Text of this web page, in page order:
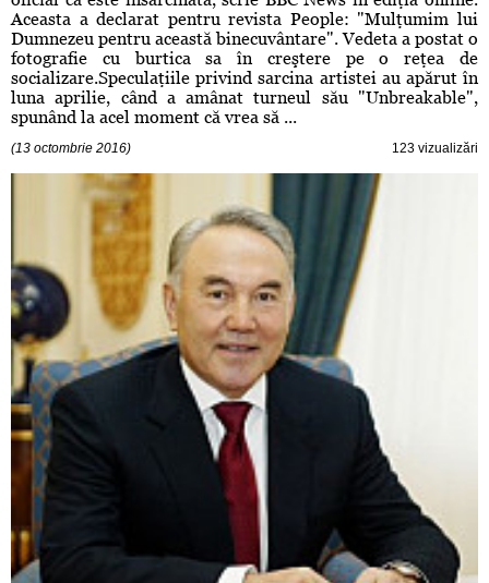
Aceasta a declarat pentru revista People: "Mulţumim lui
Dumnezeu pentru această binecuvântare". Vedeta a postat o
fotografie cu burtica sa în creştere pe o reţea de
socializare.Speculaţiile privind sarcina artistei au apărut în
luna aprilie, când a amânat turneul său "Unbreakable",
spunând la acel moment că vrea să ...
(13 octombrie 2016) 123 vizualizări